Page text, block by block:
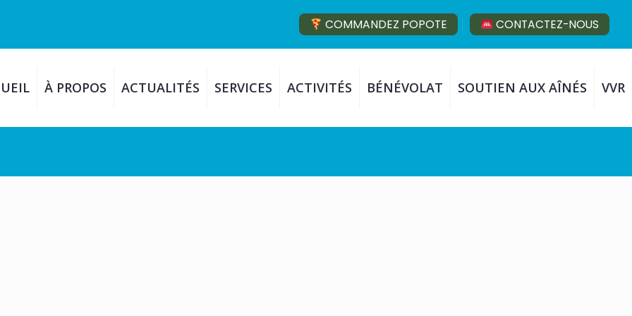
COMMANDEZ POPOTE CONTACTEZ-NOUS
À PROPOS ACTUALITÉS SERVICES ACTIVITÉS BÉNÉVOLAT SOUTIEN AUX AÎNÉS VVR